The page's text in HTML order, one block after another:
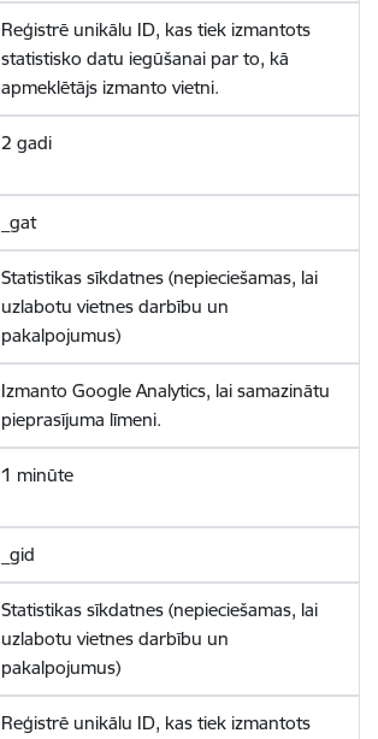
Reģistrē unikālu ID, kas tiek izmantots
statistisko datu iegūšanai par to, kā
apmeklētājs izmanto vietni.
2 gadi
_gat
Statistikas sīkdatnes (nepieciešamas, lai
uzlabotu vietnes darbību un
pakalpojumus)
Izmanto Google Analytics, lai samazinātu
pieprasījuma līmeni.
1 minūte
_gid
Statistikas sīkdatnes (nepieciešamas, lai
uzlabotu vietnes darbību un
pakalpojumus)
Reģistrē unikālu ID, kas tiek izmantots